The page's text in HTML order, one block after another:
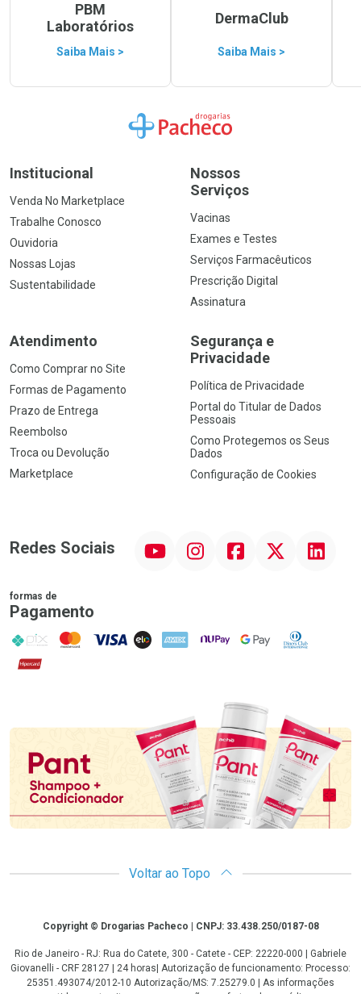
PBM
Laboratórios
Saiba Mais >
DermaClub
Saiba Mais >
Ir para a Home
Institucional
Venda No Marketplace
Trabalhe Conosco
Ouvidoria
Nossas Lojas
Sustentabilidade
Nossos
Serviços
Vacinas
Exames e Testes
Serviços Farmacêuticos
Prescrição Digital
Assinatura
Atendimento
Como Comprar no Site
Formas de Pagamento
Prazo de Entrega
Reembolso
Troca ou Devolução
Marketplace
Segurança e
Privacidade
Política de Privacidade
Portal do Titular de Dados
Pessoais
Como Protegemos os Seus
Dados
Configuração de Cookies
Redes Sociais InstagramFacebook Linkedin
formas de
Pagamento
PIX MasterCard
VISA ELO AMEX NuPay Google PayDiners Club
Hipercard
Promoção em Destaque
Voltar ao Topo
CopyrightCopyright © Drogarias Pacheco | CNPJ: 33.438.250/0187-08
Rio de Janeiro - RJ: Rua do Catete, 300 - Catete - CEP: 22220-000 | Gabriele
Giovanelli - CRF 28127 | 24 horas| Autorização de funcionamento: Processo:
25351.493074/2012-10 Autorização/MS: 7.25279.0 | As informações